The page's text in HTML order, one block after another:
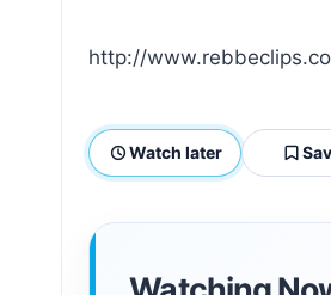
http://
Watch later